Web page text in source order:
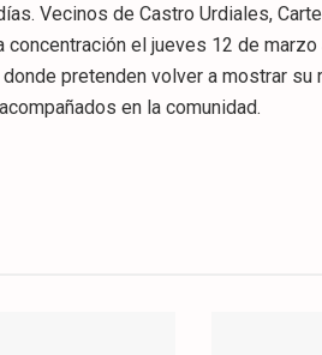
Vecinos de Castro Urdiales,
el jueves 12 de
pretenden volver a mostrar su
en la comunidad.